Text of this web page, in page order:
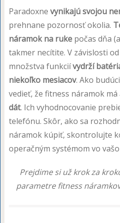
Paradoxne vynikajú svojou
prehnane pozornosť okolia.
náramok na rukepočas dňa
takmer necítite. V závislosti
množstva funkciívydrží
niekoľko mesiacov. Ako
vedieť, že fitness náramok má
dát. Ich vyhodnocovanie
telefónu. Skôr, ako sa
náramok kúpiť, skontrolujte
operačným systémom vo
Prejdime si už krok za
parametre fitness